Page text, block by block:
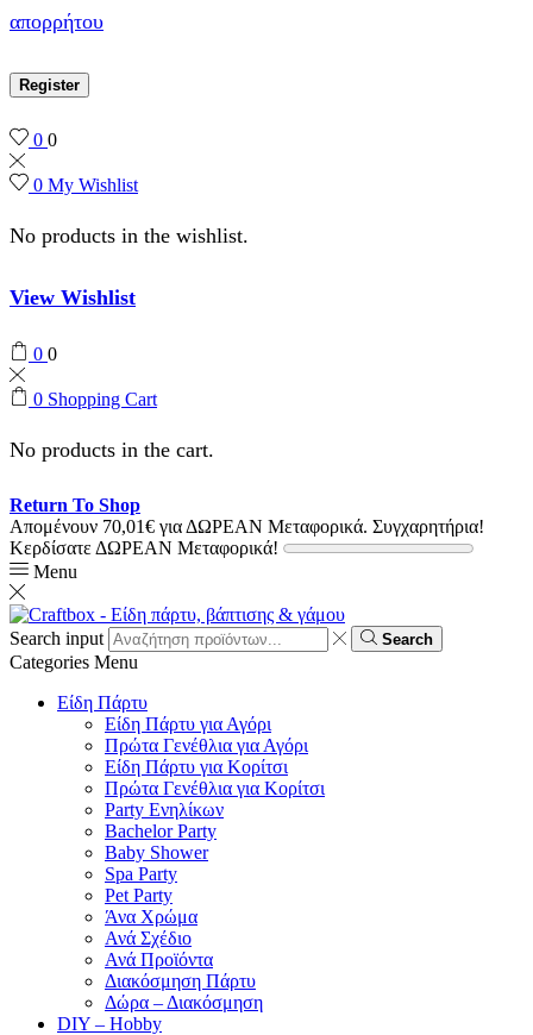
απορρήτου
Register
0 0
0 My Wishlist
No products in the wishlist.
View Wishlist
0 0
0 Shopping Cart
No products in the cart.
Return To Shop
Απομένουν 70,01€ για ΔΩΡΕΑΝ Μεταφορικά. Συγχαρητήρια!
Κερδίσατε ΔΩΡΕΑΝ Μεταφορικά!
Menu
Search input Search
Categories Menu
Είδη Πάρτυ
Είδη Πάρτυ για Αγόρι
Πρώτα Γενέθλια για Αγόρι
Είδη Πάρτυ για Κορίτσι
Πρώτα Γενέθλια για Κορίτσι
Party Ενηλίκων
Bachelor Party
Baby Shower
Spa Party
Pet Party
Άνα Χρώμα
Ανά Σχέδιο
Ανά Προϊόντα
Διακόσμηση Πάρτυ
Δώρα – Διακόσμηση
DIY – Hobby